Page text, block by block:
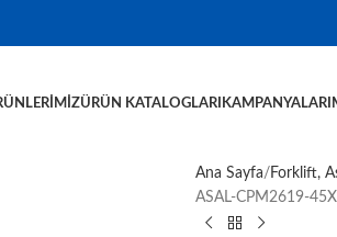
ÜRÜN KATALOGLARI
Ana Sayfa Forklift,
ASAL-CPM2619-